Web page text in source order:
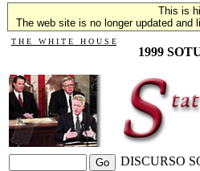
This is
The web site is no longer updated
T H E W H I T E H O U S E
1999
DISCURSO